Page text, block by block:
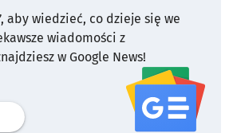
aby wiedzieć, co dzieje się we
wiadomości z
w Google News!
profil serwisu